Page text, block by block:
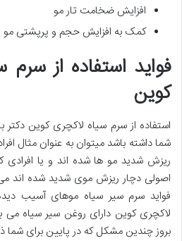
افزایش ضخامت تار مو
کمک به افزایش حجم و پرپشتی مو
فواید استفاده از
کوین
استفاده از سرم سیاه لاکچری کوین دکتر
شما داشته باشد میتوان به عنوان مثال
ریزش شدید مو ها شده اند و یا
اصولی دچار ریزش موی شدید شده اند می
فواید سرم سیر سیاه موهای آسیب
لاکچری کوین دارای روغن سیر سیاه می
بروز چندین مشکل که در پایین برای شما